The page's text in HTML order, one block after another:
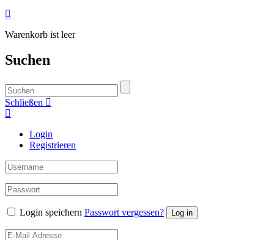
Warenkorb ist leer
Suchen
Schließen
Login
Registrieren
Login speichern Passwort vergessen? Log in